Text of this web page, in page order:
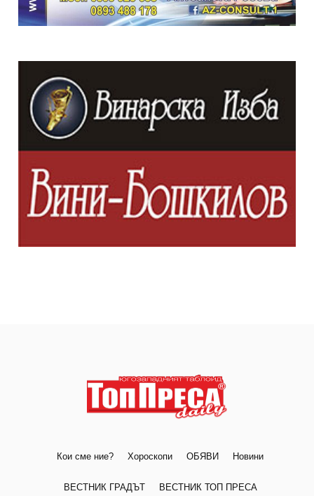
Кои сме ние? Хороскопи ОБЯВИ Новини
ВЕСТНИК ГРАДЪТ ВЕСТНИК ТОП ПРЕСА